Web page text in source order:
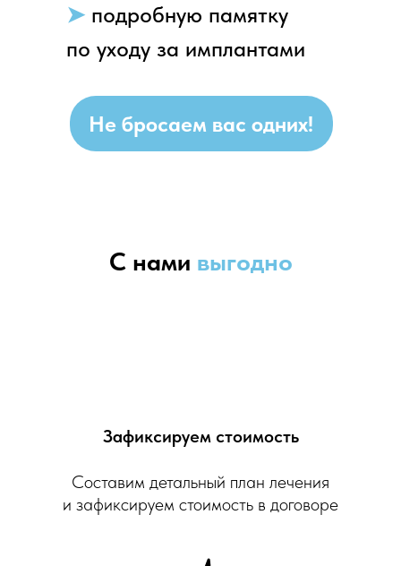
Не бросаем вас одних!
➤ подробную памятку
по уходу за имплантами
С нами выгодно
Зафиксируем стоимость
Составим детальный план лечения
и зафиксируем стоимость в договоре